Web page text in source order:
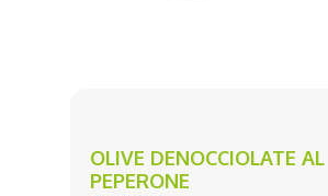
OLIVE DENOCCIOLATE AL
PEPERONE